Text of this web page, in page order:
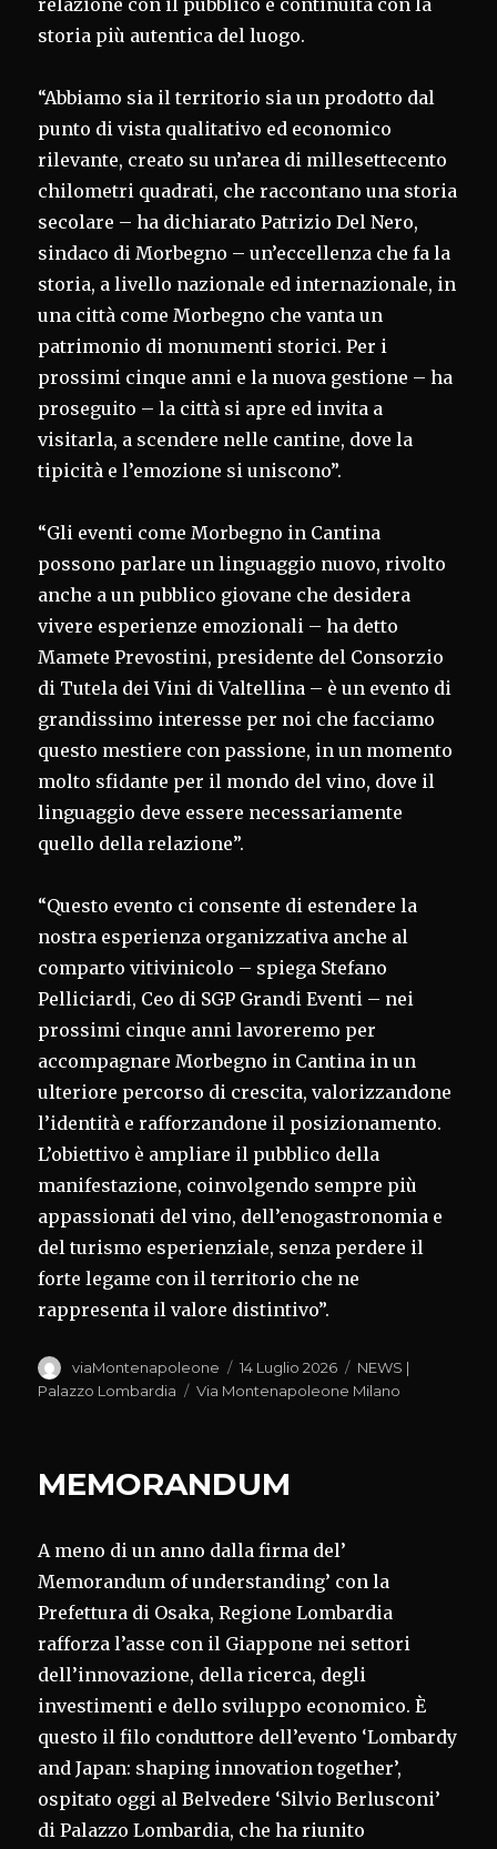
relazione con il pubblico e continuità con la
storia più autentica del luogo.
“Abbiamo sia il territorio sia un prodotto dal
punto di vista qualitativo ed economico
rilevante, creato su un’area di millesettecento
chilometri quadrati, che raccontano una storia
secolare – ha dichiarato Patrizio Del Nero,
sindaco di Morbegno – un’eccellenza che fa la
storia, a livello nazionale ed internazionale, in
una città come Morbegno che vanta un
patrimonio di monumenti storici. Per i
prossimi cinque anni e la nuova gestione – ha
proseguito – la città si apre ed invita a
visitarla, a scendere nelle cantine, dove la
tipicità e l’emozione si uniscono”.
“Gli eventi come Morbegno in Cantina
possono parlare un linguaggio nuovo, rivolto
anche a un pubblico giovane che desidera
vivere esperienze emozionali – ha detto
Mamete Prevostini, presidente del Consorzio
di Tutela dei Vini di Valtellina – è un evento di
grandissimo interesse per noi che facciamo
questo mestiere con passione, in un momento
molto sfidante per il mondo del vino, dove il
linguaggio deve essere necessariamente
quello della relazione”.
“Questo evento ci consente di estendere la
nostra esperienza organizzativa anche al
comparto vitivinicolo – spiega Stefano
Pelliciardi, Ceo di SGP Grandi Eventi – nei
prossimi cinque anni lavoreremo per
accompagnare Morbegno in Cantina in un
ulteriore percorso di crescita, valorizzandone
l’identità e rafforzandone il posizionamento.
L’obiettivo è ampliare il pubblico della
manifestazione, coinvolgendo sempre più
appassionati del vino, dell’enogastronomia e
del turismo esperienziale, senza perdere il
forte legame con il territorio che ne
rappresenta il valore distintivo”.
Autore
viaMontenapoleone
Pubblicato
il
14 Luglio 2026 Categorie
NEWS |
Palazzo Lombardia
Tag
Via Montenapoleone Milano
MEMORANDUM
A meno di un anno dalla firma del’
Memorandum of understanding’ con la
Prefettura di Osaka, Regione Lombardia
rafforza l’asse con il Giappone nei settori
dell’innovazione, della ricerca, degli
investimenti e dello sviluppo economico. È
questo il filo conduttore dell’evento ‘Lombardy
and Japan: shaping innovation together’,
ospitato oggi al Belvedere ‘Silvio Berlusconi’
di Palazzo Lombardia, che ha riunito